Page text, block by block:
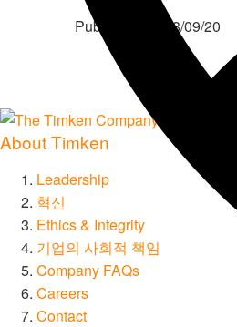
Published:
2018/09/20
About Timken
Leadership
혁신
Ethics & Integrity
기업의 사회적 책임
Company FAQs
Careers
Contact